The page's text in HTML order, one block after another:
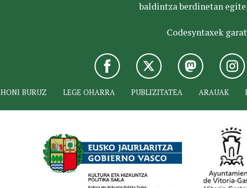
baldintza berdinetan
Codesyntaxek
HONI BURUZ LEGE OHARRA PUBLIZITATEA ARAUAK